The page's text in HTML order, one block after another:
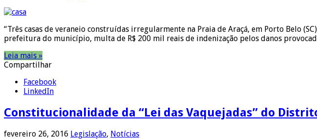
“Três casas de veraneio construídas irregularmente na Praia de Araçá, em Porto Belo
prefeitura do município, multa de R$ 200 mil reais de indenização pelos danos
Leia mais »
Compartilhar
Facebook
LinkedIn
Constitucionalidade da “Lei das Vaquejadas” do
fevereiro 26, 2016 Legislação, Notícias